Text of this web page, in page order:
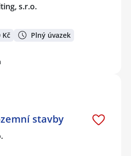
s.r.o.
Kč Plný úvazek
stavby